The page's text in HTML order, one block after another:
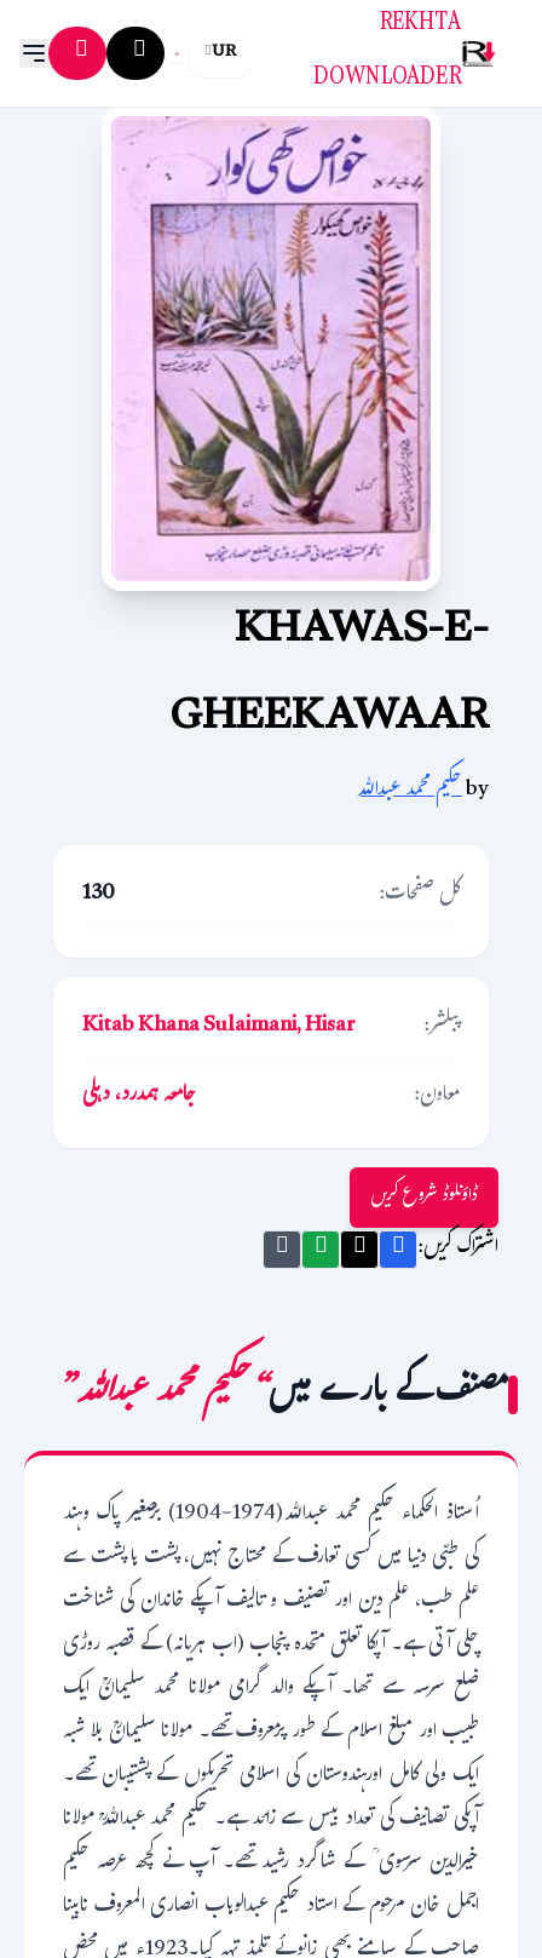
REKHTA
DOWNLOADER
UR
KHAWAS-E-
GHEEKAWAAR
byحکیم محمد عبداللہ
کل صفحات:
130
پبلشر:
Kitab Khana Sulaimani, Hisar
معاون:
جامعہ ہمدرد، دہلی
ڈاؤنلوڈ شروع کریں
اشتراک کریں:
مصنف کے بارے میں“حکیم محمد عبداللہ”
اُستاذ الحکماء حکیم محمد عبداللہ(1974-1904) برّصغیر پاک وہند
کی طبّی دنیا میں کسی تعارف کے محتاج نہیں، پشت ہا پشت سے
علم طب، علم دین اور تصنیف و تالیف آپکے خاندان کی شناخت
چلی آتی ہے۔ آپکا تعلق متحدہ پنجاب (اب ہریانہ) کے قصبہ روڑی
ضلع سرسہ سے تھا۔ آپکے والد گرامی مولانا محمد سلیمانؒ ایک
طبیب اور مبلغ اسلام کے طور پرمعروف تھے۔ مولانا سلیمانؒ بلا شبہ
ایک ولی کامل اورہندوستان کی اسلامی تحریکوں کے پشتیبان تھے۔
آپکی تصانیف کی تعداد بیس سے زائد ہے۔ حکیم محمد عبداللہؒ مولانا
خیرالدین سرسوی ؒ کے شاگرد رشید تھے۔ آپ نے کچھ عرصہ حکیم
اجمل خان مرحوم کے استاد حکیم عبدالوہاب انصاری المعروف نابینا